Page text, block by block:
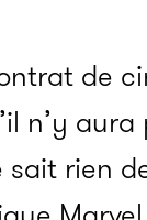
de
n’y aura
sait rien